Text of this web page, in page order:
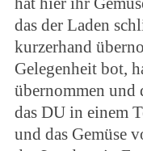
das der Laden
kurzerhand
Gelegenheit bot,
übernommen und
das DU in einem
und das Gemüse